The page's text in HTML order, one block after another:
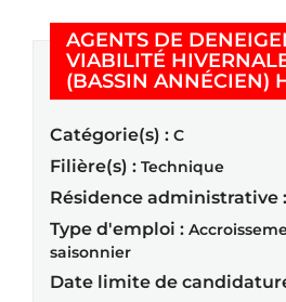
AGENTS DE
VIABILITÉ
(BASSIN ANNÉCIEN)
Catégorie(s) : C
Filière(s) : Technique
Résidence administrative :
Type d'emploi :
saisonnier
Date limite de